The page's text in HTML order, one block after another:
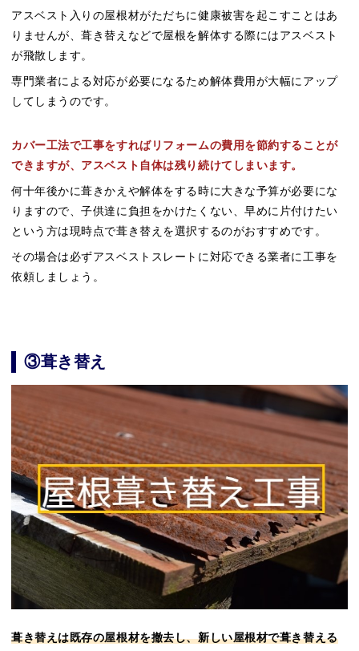
アスベスト入りの屋根材がただちに健康被害を起こすことはあ
りませんが、葺き替えなどで屋根を解体する際にはアスベスト
が飛散します。
専門業者による対応が必要になるため解体費用が大幅にアップ
してしまうのです。
カバー工法で工事をすればリフォームの費用を節約することが
できますが、アスベスト自体は残り続けてしまいます。
何十年後かに葺きかえや解体をする時に大きな予算が必要にな
りますので、子供達に負担をかけたくない、早めに片付けたい
という方は現時点で葺き替えを選択するのがおすすめです。
その場合は必ずアスベストスレートに対応できる業者に工事を
依頼しましょう。
③葺き替え
葺き替えは既存の屋根材を撤去し、新しい屋根材で葺き替える